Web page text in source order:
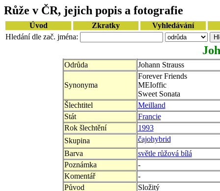
Růže v ČR, jejich popis a fotografie
Úvod Zkratky
Vyhledávání
Hledání dle zač. jména:
Odrůda Johann Strauss
Synonyma
Forever Friends
MEIoffic
Sweet Sonata
Šlechtitel
Meilland
Stát
Francie
Rok šlechtění
1993
Skupina
čajohybrid
Barva
světle růžová bílá
Poznámka
-
Komentář
-
Původ
Složitý